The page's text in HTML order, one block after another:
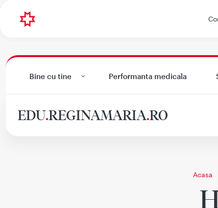
Bine cu tine Performanta medicala
EDU.REGINAMARIA.RO
Acasa